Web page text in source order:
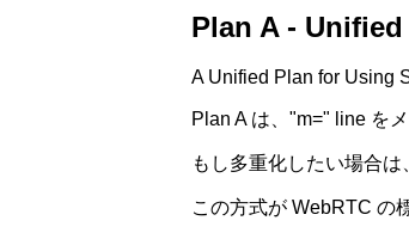
Plan A -
A Unified Plan for Using
Plan A は、"m=" line を
もし多重化したい場合
この方式が WebRTC の